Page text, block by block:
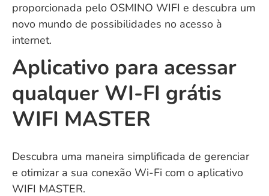
proporcionada pelo OSMINO WIFI e descubra um
novo mundo de possibilidades no acesso à
internet.
Aplicativo para acessar
qualquer WI-FI grátis
WIFI MASTER
Descubra uma maneira simplificada de gerenciar
e otimizar a sua conexão Wi-Fi com o aplicativo
WIFI MASTER.